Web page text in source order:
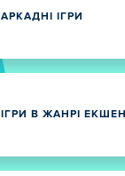
АРКАДНІ ІГРИ
ІГРИ В ЖАНРІ ЕКШЕН